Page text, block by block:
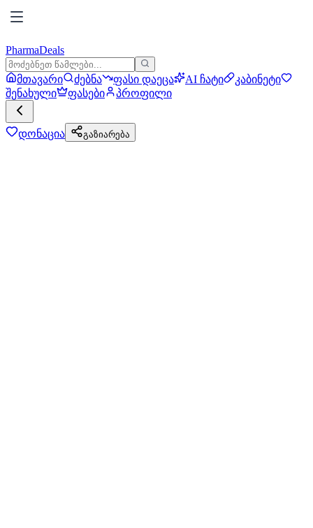
PharmaDeals
მთავარი ძებნა ფასი დაეცა AI ჩატი
კაბინეტი
შენახული
ფასები პროფილი
დონაცია გაზიარება